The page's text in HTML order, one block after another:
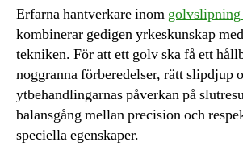
Erfarna hantverkare inom
kombinerar gedigen yrkeskunskap
tekniken. För att ett golv ska få ett
noggranna förberedelser, rätt slipdjup
ytbehandlingarnas påverkan på
balansgång mellan precision och
speciella egenskaper.